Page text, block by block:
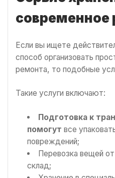
современное
Если вы ищете
способ организовать
ремонта, то подобные
Такие услуги включают:
Подготовка к
помогутвсе
повреждений;
Перевозка вещей
склад;